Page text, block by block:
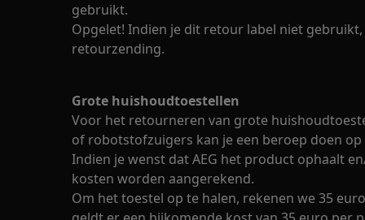
gebruikt.
Opgelet! Indien je dit retour label niet
retourzending.
Grote huishoudtoestellen
Voor het retourneren van grote
of robotstofzuigers kan je een beroep doen op
Indien je wenst dat AEG het product ophaalt
kosten worden aangerekend.
Om het toestel op te halen, rekenen we 35